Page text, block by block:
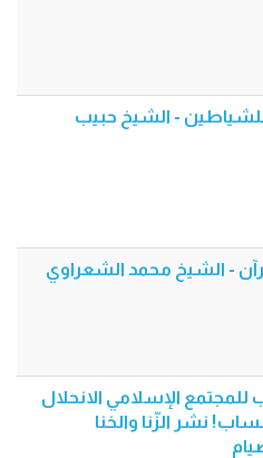
- الشيخ حبيب
- الشيخ محمد الشعراوي
للمجتمع الإسلامي الانحلال
نشر الزّنا والخنا